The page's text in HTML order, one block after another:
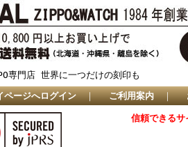
専門店 世界に一つだけの刻印も
ページへログイン ｜ ご利用案内 ｜
信頼できるサ